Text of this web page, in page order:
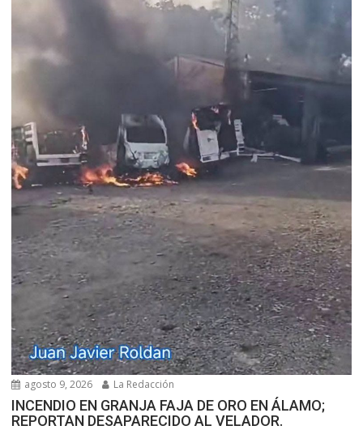
agosto 9, 2026 La Redacción
INCENDIO EN GRANJA FAJA DE ORO EN ÁLAMO;
REPORTAN DESAPARECIDO AL VELADOR.